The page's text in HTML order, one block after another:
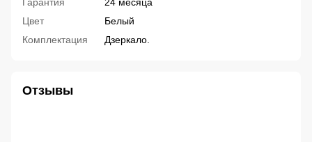
Цвет
Белый
Комплектация
Дзеркало.
Отзывы